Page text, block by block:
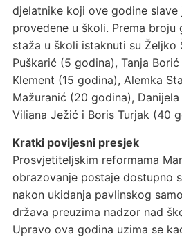
djelatnike koji ove godine slave
provedene u školi. Prema broju
staža u školi istaknuti su Željko
Puškarić (5 godina), Tanja
Klement (15 godina), Alemka
Mažuranić (20 godina),
Viliana Ježić i Boris Turjak (40
Kratki povijesni presjek
Prosvjetiteljskim reformama
obrazovanje postaje dostupno
nakon ukidanja pavlinskog
država preuzima nadzor nad
Upravo ova godina uzima se